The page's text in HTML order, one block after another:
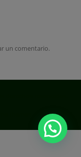
un comentario.